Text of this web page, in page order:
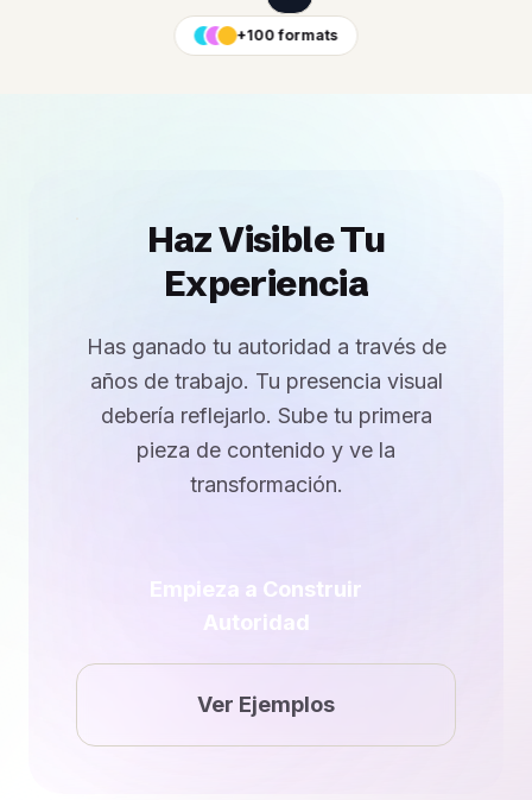
+100 formats
Haz Visible Tu
Experiencia
Has ganado tu autoridad a través de
años de trabajo. Tu presencia visual
debería reflejarlo. Sube tu primera
pieza de contenido y ve la
transformación.
Empieza a Construir
Autoridad
Ver Ejemplos